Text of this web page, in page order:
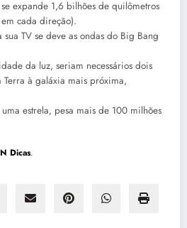
expande 1,6 bilhões de quilômetros
cada direção).
TV se deve as ondas do Big Bang
da luz, seriam necessários dois
à galáxia mais próxima,
estrela, pesa mais de 100 milhões
Dicas.